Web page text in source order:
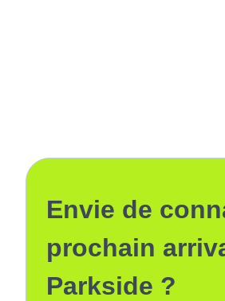
Envie de
prochain
Parkside ?